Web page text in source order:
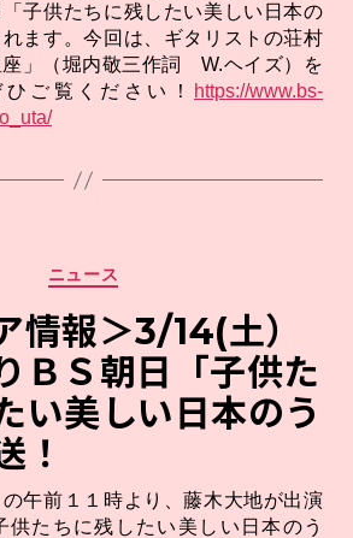
子供たちに残したい美しい日本の
ます。今回は、ギタリストの荘村
」（堀内敬三作詞 W.ヘイズ）を
ご覧ください！
https://www.bs-
ニュース
情報＞3/14(土）
ＢＳ朝日「子供た
い美しい日本のう
！
午前１１時より、藤木大地が出演
供たちに残したい美しい日本のう